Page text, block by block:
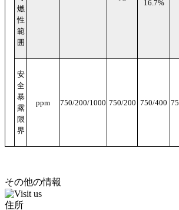
燃
性
範
囲
16.7%
安
全
暴
露
限
界
ppm 750/200/1000 750/200 750/400
その他の情報
住所